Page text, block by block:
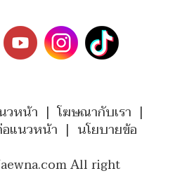
วหน้า | โฆษณากับเรา |
แนวหน้า | นโยบายข้อ
All right